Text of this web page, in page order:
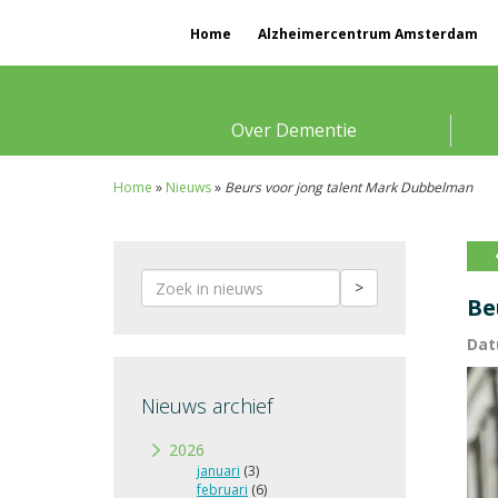
Home Alzheimercentrum Amsterdam
Over Dementie
Home » Nieuws» Beurs voor jong talent Mark Dubbelman
>
Nieuws archief
2026
januari (3)
februari (6)